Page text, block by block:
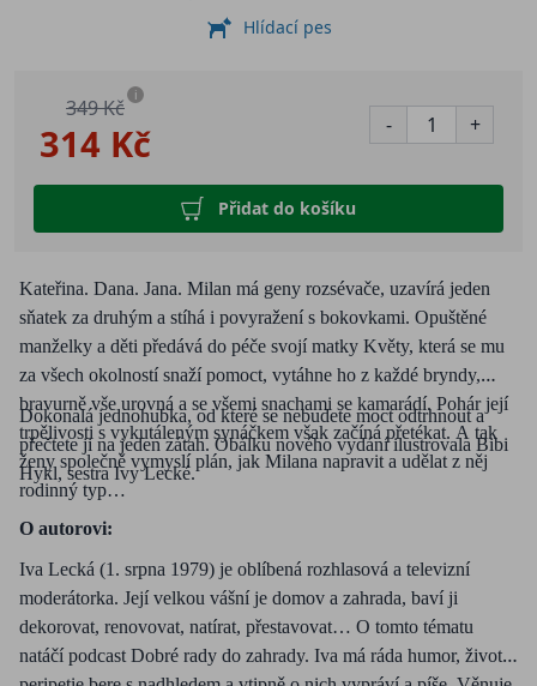
314 Kč
349 Kč i
- +
Přidat do košíku
Hlídací pes
Kateřina. Dana. Jana. Milan má geny rozsévače, uzavírá jeden
sňatek za druhým a stíhá i povyražení s bokovkami. Opuštěné
manželky a děti předává do péče svojí matky Květy, která se mu
za všech okolností snaží pomoct, vytáhne ho z každé bryndy,
bravurně vše urovná a se všemi snachami se kamarádí. Pohár její
trpělivosti s vykutáleným synáčkem však začíná přetékat. A tak
ženy společně vymyslí plán, jak Milana napravit a udělat z něj
rodinný typ…
Dokonalá jednohubka, od které se nebudete moct odtrhnout a
přečtete ji na jeden zátah. Obálku nového vydání ilustrovala Bibi
Hykl, sestra Ivy Lecké.
O autorovi:
Iva Lecká (1. srpna 1979) je oblíbená rozhlasová a televizní
moderátorka. Její velkou vášní je domov a zahrada, baví ji
dekorovat, renovovat, natírat, přestavovat… O tomto tématu
natáčí podcast Dobré rady do zahrady. Iva má ráda humor, životní